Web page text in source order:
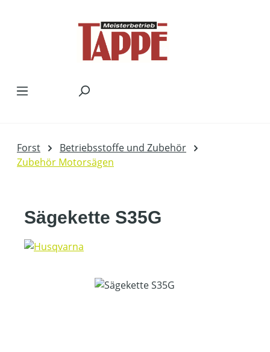
Forst
Betriebsstoffe und Zubehör
Zubehör Motorsägen
Sägekette S35G
Bildergalerie überspringen